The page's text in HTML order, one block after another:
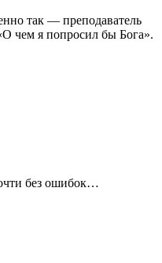
так — преподаватель
чем я попросил бы Бога».
без ошибок…